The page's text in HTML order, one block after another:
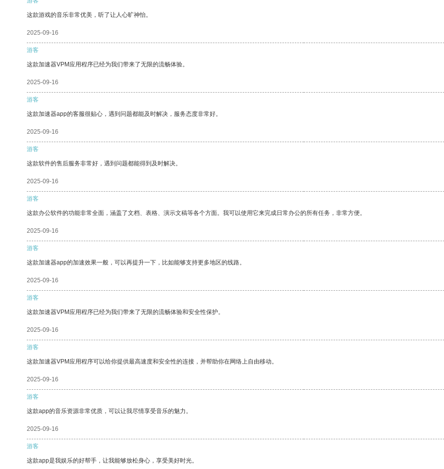
这款游戏的音乐非常优美，听了让人心旷神怡。
2025-09-16
游客
这款加速器VPM应用程序已经为我们带来了无限的流畅体验。
2025-09-16
游客
这款加速器app的客服很贴心，遇到问题都能及时解决，服务态度非常好。
2025-09-16
游客
这款软件的售后服务非常好，遇到问题都能得到及时解决。
2025-09-16
游客
这款办公软件的功能非常全面，涵盖了文档、表格、演示文稿等各个方面。我可以使用它来完成日常办公的所有任务，非常方便。
2025-09-16
游客
这款加速器app的加速效果一般，可以再提升一下，比如能够支持更多地区的线路。
2025-09-16
游客
这款加速器VPM应用程序已经为我们带来了无限的流畅体验和安全性保护。
2025-09-16
游客
这款加速器VPM应用程序可以给你提供最高速度和安全性的连接，并帮助你在网络上自由移动。
2025-09-16
游客
这款app的音乐资源非常优质，可以让我尽情享受音乐的魅力。
2025-09-16
游客
这款app是我娱乐的好帮手，让我能够放松身心，享受美好时光。